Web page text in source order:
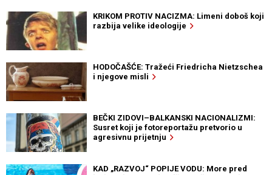
KRIKOM PROTIV NACIZMA: Limeni doboš koji
razbija velike ideologije
HODOČAŠĆE: Tražeći Friedricha Nietzschea
i njegove misli
BEČKI ZIDOVI–BALKANSKI NACIONALIZMI:
Susret koji je fotoreportažu pretvorio u
agresivnu prijetnju
KAD „RAZVOJ“ POPIJE VODU: More pred